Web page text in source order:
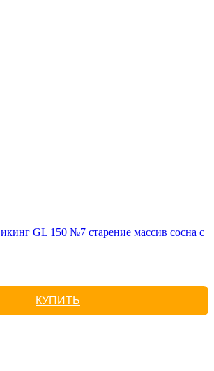
GL 150 №7 старение массив сосна с
КУПИТЬ